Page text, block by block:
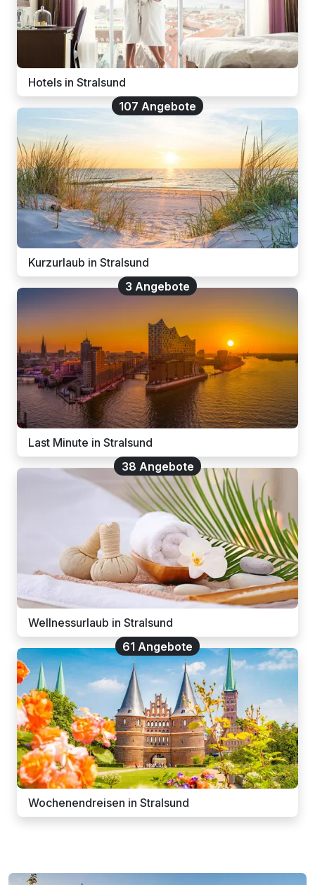
Hotels in Stralsund
107 Angebote
Kurzurlaub in Stralsund
3 Angebote
Last Minute in Stralsund
38 Angebote
Wellnessurlaub in Stralsund
61 Angebote
Wochenendreisen in Stralsund